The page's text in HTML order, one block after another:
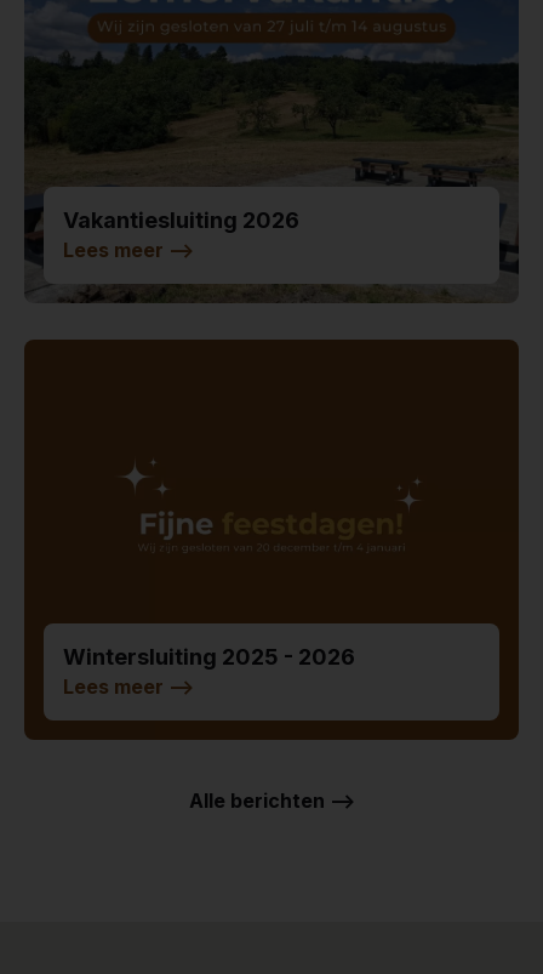
Vakantiesluiting 2026
Lees meer -->
Wintersluiting 2025 - 2026
Lees meer -->
Alle berichten -->